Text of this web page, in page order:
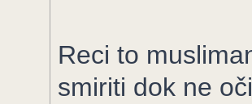
Reci to
smiriti dok ne